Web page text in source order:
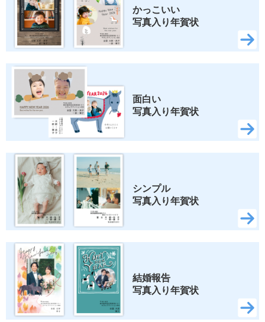
かっこいい
写真入り年賀状
面白い
写真入り年賀状
シンプル
写真入り年賀状
結婚報告
写真入り年賀状